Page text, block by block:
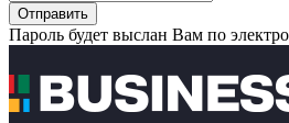
Пароль будет выслан Вам по